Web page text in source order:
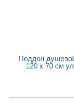
Поддон
120 x 70 см